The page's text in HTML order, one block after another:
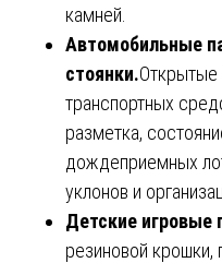
камней.
Автомобильные
стоянки.Открытые
транспортных
разметка,
дождеприемных
уклонов и
Детские игровые
резиновой крошки,